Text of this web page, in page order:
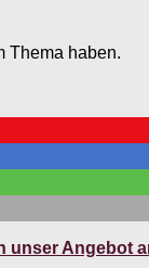
Thema haben.
unser Angebot